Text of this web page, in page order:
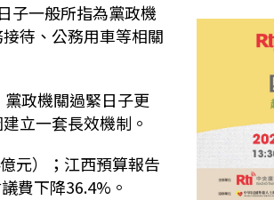
子一般所指為黨政機
待、公務用車等相關
政機關過緊日子更
立一套長效機制。
元）；江西預算報告
費下降36.4%。